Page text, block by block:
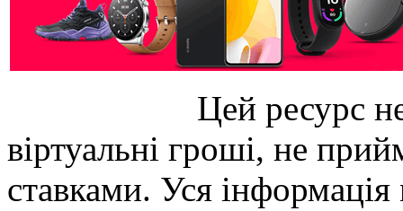
Цей ресурс
віртуальні гроші, не
ставками. Уся